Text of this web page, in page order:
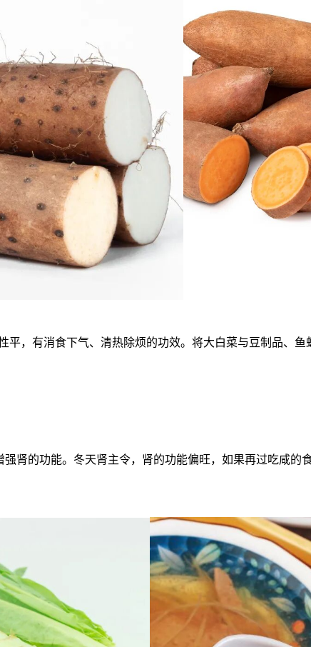
平，有消食下气、清热除烦的功效。将大白菜与豆制品、
肾的功能。冬天肾主令，肾的功能偏旺，如果再过吃咸